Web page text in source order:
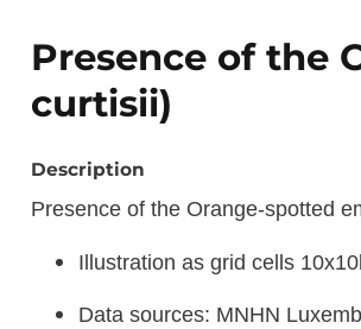
Presence of the
curtisii)
Description
Presence of the Orange-spotted
Illustration as grid cells
Data sources: MNHN